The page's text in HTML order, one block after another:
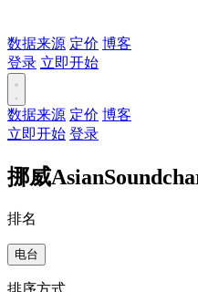
数据来源 定价 博客
登录 立即开始
数据来源 定价 博客
立即开始 登录
挪威
排名
电台
排序方式